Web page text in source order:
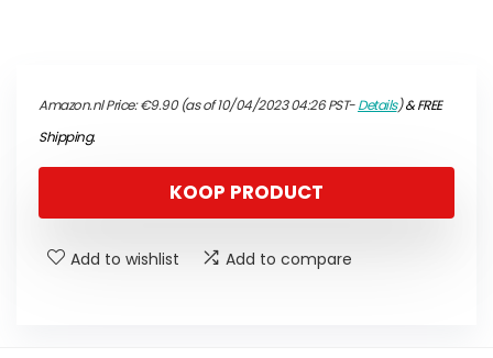
Amazon.nl Price:€9.90(as of 10/04/2023 04:26 PST-Details)&FREE
Shipping.
KOOP PRODUCT
Add to wishlist Add to compare